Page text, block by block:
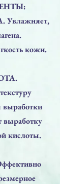
кожи.
выработки
выработку
кислоты.